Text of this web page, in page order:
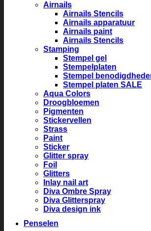
Airnails
Airnails Stencils
Airnails apparatuur
Airnails paint
Airnails Stencils
Stamping
Stempel gel
Stempelplaten
Stempel
Stempel platen SALE
Aqua Colors
Droogbloemen
Pigmenten
Stickervellen
Strass
Paint
Sticker
Glitter spray
Foil
Glitters
Inlay nail art
Diva Ombre Spray
Diva Glitterspray
Diva design ink
Penselen